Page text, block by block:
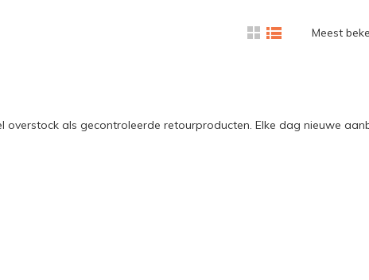
Meest
overstock als gecontroleerde retourproducten. Elke dag nieuwe